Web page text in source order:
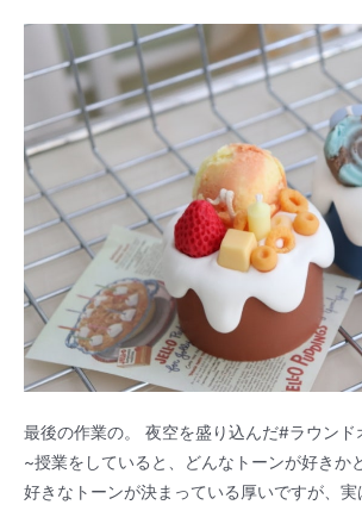
最後の作業の。 夜空を盛り込んだ#ラウンド
~授業をしていると、どんなトーンが好きか
好きなトーンが決まっている厚いですが、実